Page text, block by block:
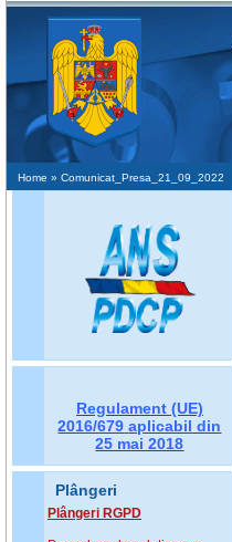
Home » Comunicat_Presa_21_09_2022
Regulament (UE)
2016/679 aplicabil din
25 mai 2018
Plângeri
Plângeri RGPD